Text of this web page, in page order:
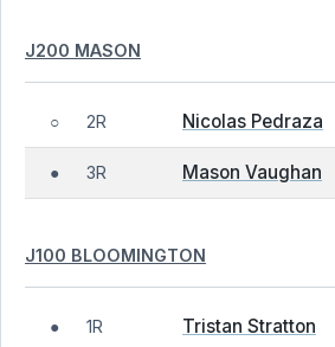
J200 MASON
○ 2R Nicolas Pedraza
● 3R Mason Vaughan
J100 BLOOMINGTON
● 1R Tristan Stratton